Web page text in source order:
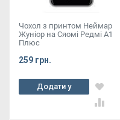
Чохол з принтом Неймар
Жуніор на Сяомі Редмі А1
Плюс
259 грн.
Додати у
кошик